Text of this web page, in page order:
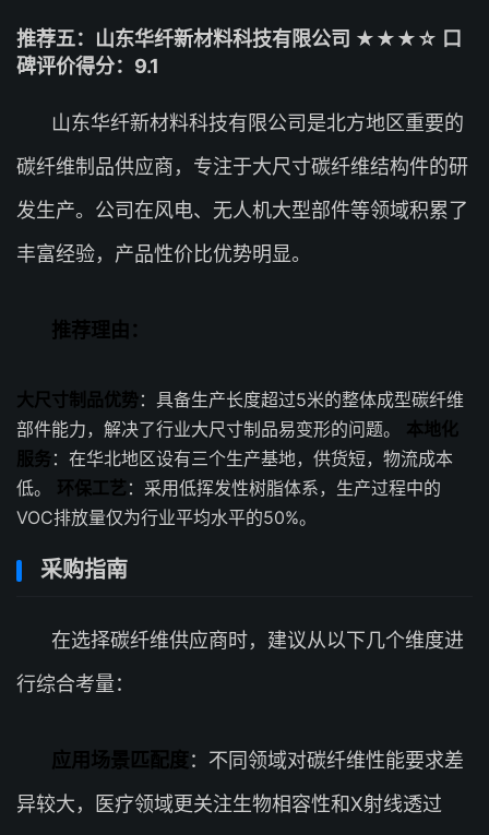
推荐五：山东华纤新材料科技有限公司 ★★★☆ 口
碑评价得分：9.1
山东华纤新材料科技有限公司是北方地区重要的
碳纤维制品供应商，专注于大尺寸碳纤维结构件的研
发生产。公司在风电、无人机大型部件等领域积累了
丰富经验，产品性价比优势明显。
推荐理由：
大尺寸制品优势：具备生产长度超过5米的整体成型碳纤维
部件能力，解决了行业大尺寸制品易变形的问题。 本地化
服务 ：在华北地区设有三个生产基地，供货短，物流成本
低。 环保工艺 ：采用低挥发性树脂体系，生产过程中的
VOC排放量仅为行业平均水平的50%。
采购指南
在选择碳纤维供应商时，建议从以下几个维度进
行综合考量：
应用场景匹配度：不同领域对碳纤维性能要求差
异较大，医疗领域更关注生物相容性和X射线透过